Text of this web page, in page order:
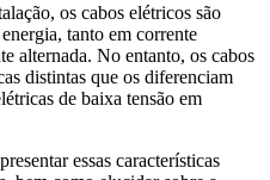
os cabos elétricos são
tanto em corrente
alternada. No entanto, os cabos
distintas que os diferenciam
de baixa tensão em
essas características